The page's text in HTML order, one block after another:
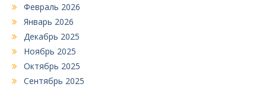
Февраль 2026
Январь 2026
Декабрь 2025
Ноябрь 2025
Октябрь 2025
Сентябрь 2025